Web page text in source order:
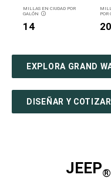
MILLAS EN CIUDAD POR
GALÓN
DISCLOSURE
14
POR
20
EXPLORA GRAND
DISEÑAR Y COTIZAR
JEEP®